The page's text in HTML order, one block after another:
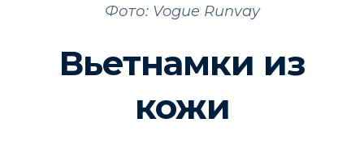
Фото: Vogue Runvay
Вьетнамки из
кожи